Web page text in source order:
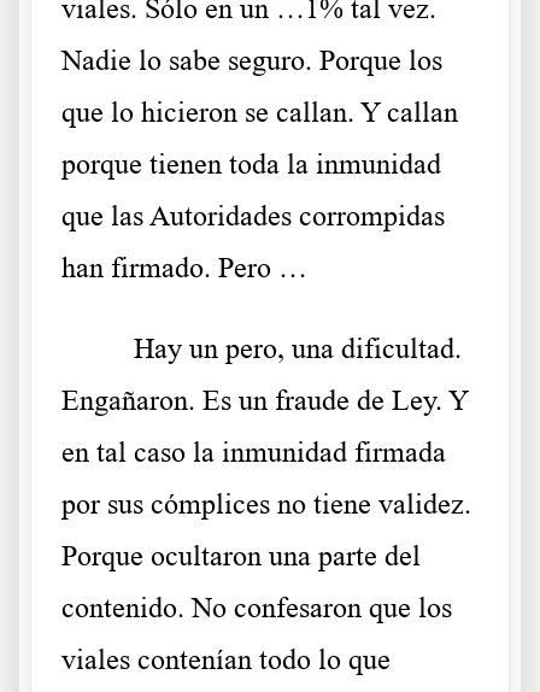
viales. Sólo en un …1% tal vez.
Nadie lo sabe seguro. Porque los
que lo hicieron se callan. Y callan
porque tienen toda la inmunidad
que las Autoridades corrompidas
han firmado. Pero …
Hay un pero, una dificultad.
Engañaron. Es un fraude de Ley. Y
en tal caso la inmunidad firmada
por sus cómplices no tiene validez.
Porque ocultaron una parte del
contenido. No confesaron que los
viales contenían todo lo que